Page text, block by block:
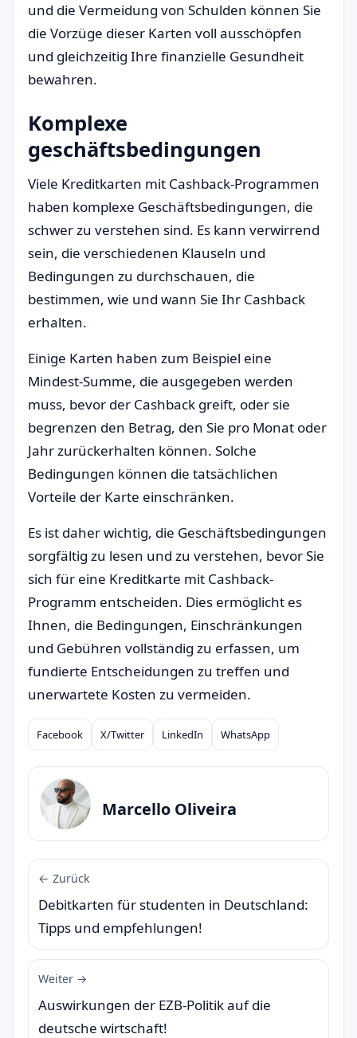
und die Vermeidung von Schulden können Sie
die Vorzüge dieser Karten voll ausschöpfen
und gleichzeitig Ihre finanzielle Gesundheit
bewahren.
Komplexe
geschäftsbedingungen
Viele Kreditkarten mit Cashback-Programmen
haben komplexe Geschäftsbedingungen, die
schwer zu verstehen sind. Es kann verwirrend
sein, die verschiedenen Klauseln und
Bedingungen zu durchschauen, die
bestimmen, wie und wann Sie Ihr Cashback
erhalten.
Einige Karten haben zum Beispiel eine
Mindest-Summe, die ausgegeben werden
muss, bevor der Cashback greift, oder sie
begrenzen den Betrag, den Sie pro Monat oder
Jahr zurückerhalten können. Solche
Bedingungen können die tatsächlichen
Vorteile der Karte einschränken.
Es ist daher wichtig, die Geschäftsbedingungen
sorgfältig zu lesen und zu verstehen, bevor Sie
sich für eine Kreditkarte mit Cashback-
Programm entscheiden. Dies ermöglicht es
Ihnen, die Bedingungen, Einschränkungen
und Gebühren vollständig zu erfassen, um
fundierte Entscheidungen zu treffen und
unerwartete Kosten zu vermeiden.
Compartilhar
Facebook X/Twitter LinkedIn WhatsApp
Marcello Oliveira
← Zurück
Debitkarten für studenten in Deutschland:
Tipps und empfehlungen!
Weiter →
Auswirkungen der EZB-Politik auf die
deutsche wirtschaft!